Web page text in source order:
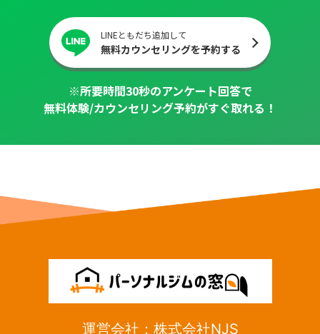
LINEともだち追加して
無料カウンセリングを予約する
※所要時間30秒のアンケート回答で
無料体験/カウンセリング予約がすぐ取れる！
運営会社：株式会社NJS